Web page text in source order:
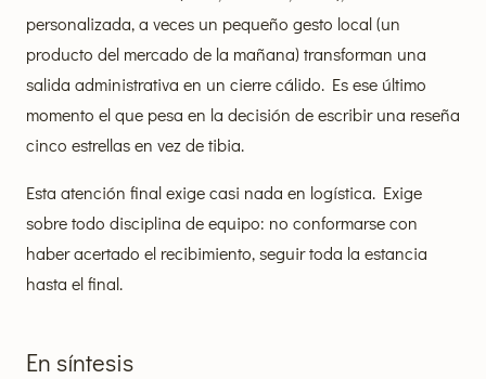
personalizada, a veces un pequeño gesto local (un
producto del mercado de la mañana) transforman una
salida administrativa en un cierre cálido. Es ese último
momento el que pesa en la decisión de escribir una reseña
cinco estrellas en vez de tibia.
Esta atención final exige casi nada en logística. Exige
sobre todo disciplina de equipo: no conformarse con
haber acertado el recibimiento, seguir toda la estancia
hasta el final.
En síntesis